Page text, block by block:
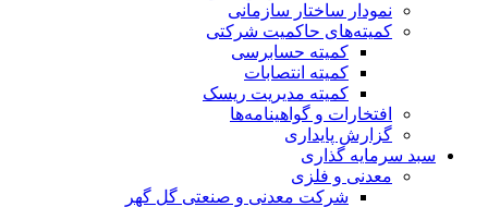
نمودار ساختار سازمانی
کمیته‌های حاکمیت شرکتی
کمیته حسابرسی
کمیته انتصابات
کمیته مدیریت ریسک
افتخارات و گواهینامه‌ها
گزارش پایداری
سبد سرمایه گذاری
معدنی و فلزی
شرکت معدنی و صنعتی گل گهر